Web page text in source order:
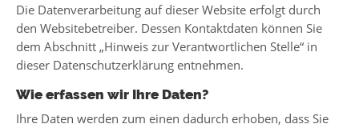
Die Datenverarbeitung auf dieser Website erfolgt durch
den Websitebetreiber. Dessen Kontaktdaten können Sie
dem Abschnitt „Hinweis zur Verantwortlichen Stelle“ in
dieser Datenschutzerklärung entnehmen.
Wie erfassen wir Ihre Daten?
Ihre Daten werden zum einen dadurch erhoben, dass Sie